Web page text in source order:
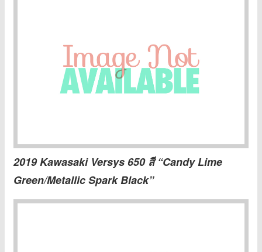
2019 Kawasaki Versys 650 สี “Candy Lime
Green/Metallic Spark Black”